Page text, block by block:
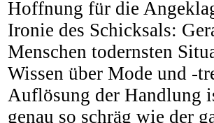
Hoffnung für die
Ironie des Schicksals:
Menschen todernsten
Wissen über Mode und -
Auflösung der Handlung
genau so schräg wie der